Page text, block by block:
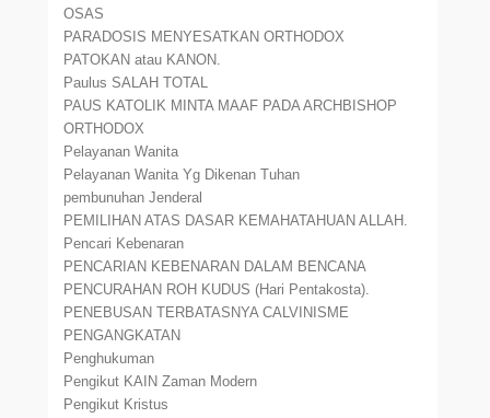
OSAS
PARADOSIS MENYESATKAN ORTHODOX
PATOKAN atau KANON.
Paulus SALAH TOTAL
PAUS KATOLIK MINTA MAAF PADA ARCHBISHOP
ORTHODOX
Pelayanan Wanita
Pelayanan Wanita Yg Dikenan Tuhan
pembunuhan Jenderal
PEMILIHAN ATAS DASAR KEMAHATAHUAN ALLAH.
Pencari Kebenaran
PENCARIAN KEBENARAN DALAM BENCANA
PENCURAHAN ROH KUDUS (Hari Pentakosta).
PENEBUSAN TERBATASNYA CALVINISME
PENGANGKATAN
Penghukuman
Pengikut KAIN Zaman Modern
Pengikut Kristus